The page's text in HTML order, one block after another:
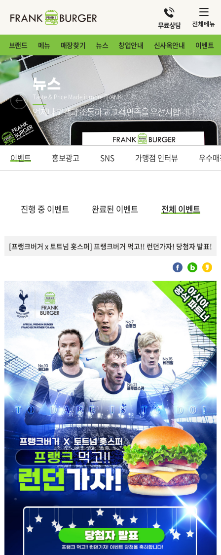
브랜드 메뉴 매장찾기 뉴스 창업안내 신사옥안내 이벤트
뉴스
Taste & Price Made it more FRANK
언제나 고객과 소통하고 고객 만족을 우선시합니다
이벤트 홍보광고 SNS 가맹점 인터뷰 우수
진행 중 이벤트 완료된 이벤트 전체 이벤트
[프랭크버거 x 토트넘 홋스퍼] 프랭크버거 먹고!! 런던가자! 당첨자 발표!